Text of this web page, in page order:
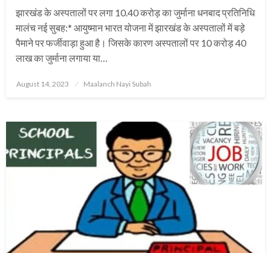
झारखंड के अस्पतालों पर लगा 10.40 करोड़ का जुर्माना धनबाद प्रतिनिधि
मालंच नई सुबह:* आयुष्मान भारत योजना में झारखंड के अस्पतालों में बड़े
पैमाने पर फर्जीवाड़ा हुआ है। जिसके कारण अस्पतालों पर 10 करोड़ 40
लाख का जुर्माना लगाया या…
Posted
August 14, 2023 Maalanch Nayi Subah